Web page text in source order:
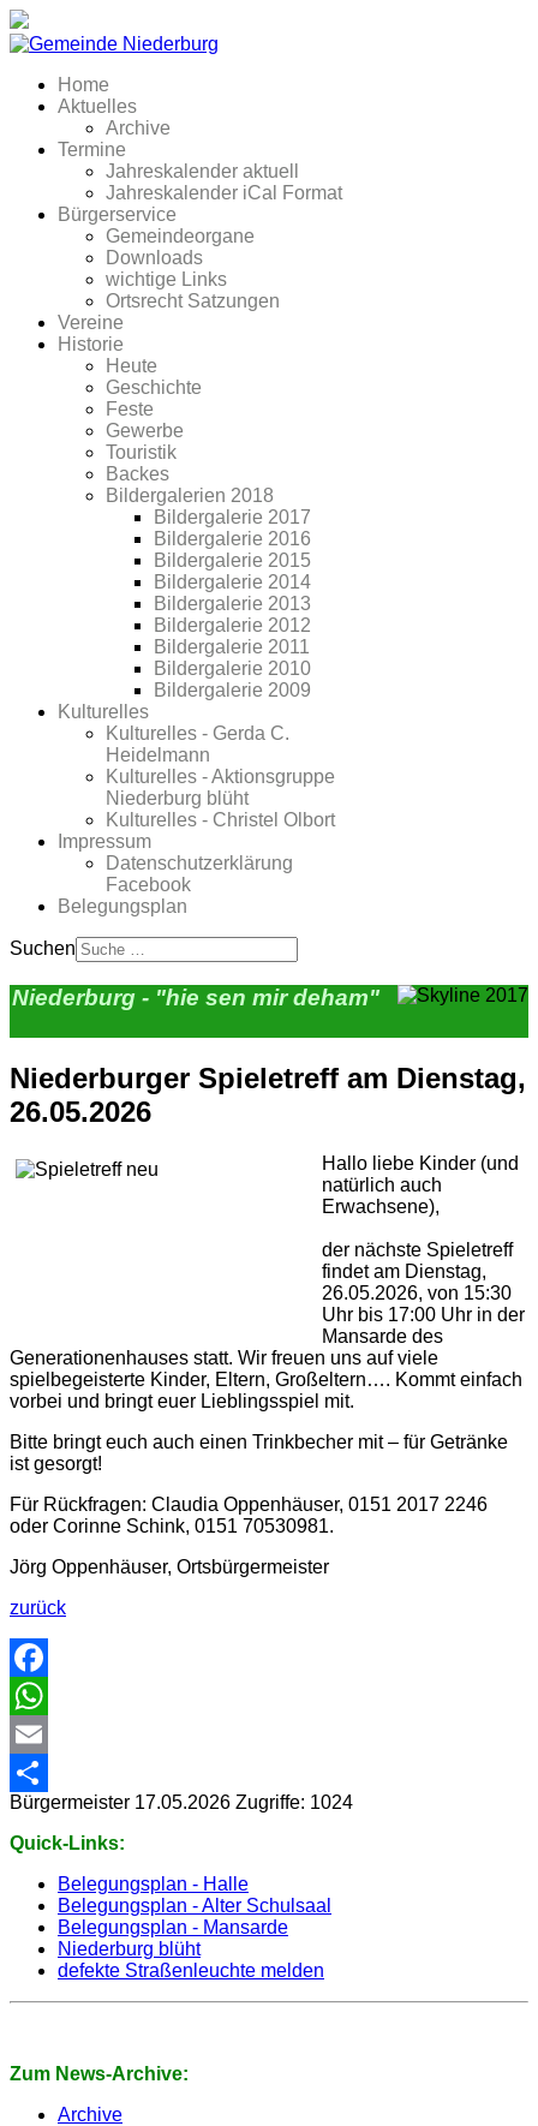
Home
Aktuelles
Archive
Termine
Jahreskalender aktuell
Jahreskalender iCal Format
Bürgerservice
Gemeindeorgane
Downloads
wichtige Links
Ortsrecht Satzungen
Vereine
Historie
Heute
Geschichte
Feste
Gewerbe
Touristik
Backes
Bildergalerien 2018
Bildergalerie 2017
Bildergalerie 2016
Bildergalerie 2015
Bildergalerie 2014
Bildergalerie 2013
Bildergalerie 2012
Bildergalerie 2011
Bildergalerie 2010
Bildergalerie 2009
Kulturelles
Kulturelles - Gerda C.
Heidelmann
Kulturelles - Aktionsgruppe
Niederburg blüht
Kulturelles - Christel Olbort
Impressum
Datenschutzerklärung
Facebook
Belegungsplan
Suchen
Niederburg - "hie sen mir deham"
Niederburger Spieletreff am Dienstag,
26.05.2026
Hallo liebe Kinder (und
natürlich auch
Erwachsene),
der nächste Spieletreff
findet am Dienstag,
26.05.2026, von 15:30
Uhr bis 17:00 Uhr in der
Mansarde des
Generationenhauses statt. Wir freuen uns auf viele
spielbegeisterte Kinder, Eltern, Großeltern…. Kommt einfach
vorbei und bringt euer Lieblingsspiel mit.
Bitte bringt euch auch einen Trinkbecher mit – für Getränke
ist gesorgt!
Für Rückfragen: Claudia Oppenhäuser, 0151 2017 2246
oder Corinne Schink, 0151 70530981.
Jörg Oppenhäuser, Ortsbürgermeister
zurück
Facebook
WhatsApp
Email
Share
Bürgermeister 17.05.2026 Zugriffe: 1024
Quick-Links:
Belegungsplan - Halle
Belegungsplan - Alter Schulsaal
Belegungsplan - Mansarde
Niederburg blüht
defekte Straßenleuchte melden
Zum News-Archive:
Archive